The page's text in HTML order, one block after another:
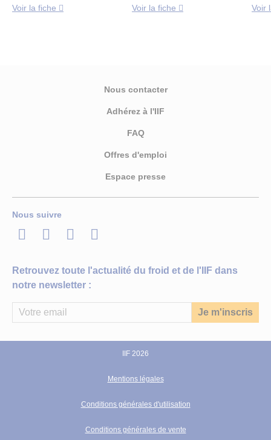
Voir la fiche Voir la fiche Voir
Nous contacter
Adhérez à l'IIF
FAQ
Offres d'emploi
Espace presse
Nous suivre
LinkedInTwitterFacebook
Youtube
Retrouvez toute l'actualité du froid et de l'IIF dans
notre newsletter :
IIF 2026
Mentions légales
Conditions générales d'utilisation
Conditions générales de vente